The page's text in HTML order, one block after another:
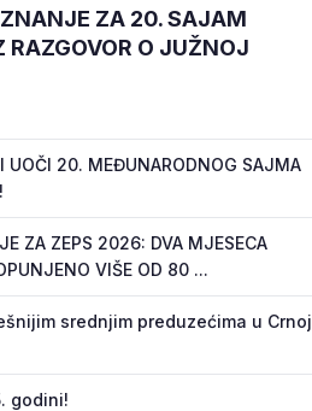
ZA 20. SAJAM
RAZGOVOR O JUŽNOJ
UOČI 20. MEĐUNARODNOG SAJMA
ZA ZEPS 2026: DVA MJESECA
VIŠE OD 80 ...
srednjim preduzećima u Crnoj
godini!